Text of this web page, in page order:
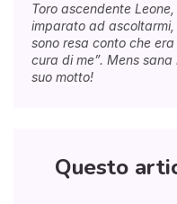
Toro ascendente
imparato ad
sono resa conto che
cura di me”. Mens
suo motto!
Questo